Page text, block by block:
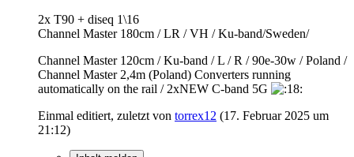
2x T90 + diseq 1\16
Channel Master 180cm / LR / VH / Ku-band/Sweden/
Channel Master 120cm / Ku-band / L / R / 90e-30w / Poland /
Channel Master 2,4m (Poland) Converters running
automatically on the rail / 2xNEW C-band 5G
Einmal editiert, zuletzt von torrex12 (17. Februar 2025 um
21:12)